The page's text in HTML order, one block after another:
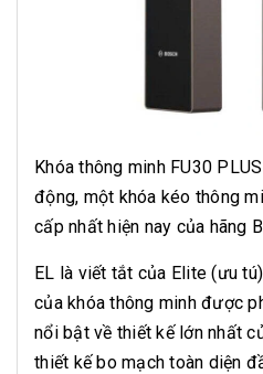
Khóa thông minh FU30
động, một khóa kéo thông
cấp nhất hiện nay của hãng
EL là viết tắt của Elite (ưu
của khóa thông minh được
nổi bật về thiết kế lớn nhất
thiết kế bo mạch toàn diện